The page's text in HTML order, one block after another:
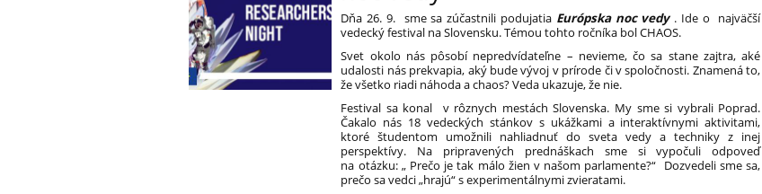
Dňa 26. 9. sme sa zúčastnili podujatia Európska noc vedy. Ide o najväčší
vedecký festival na Slovensku. Témou tohto ročníka bol CHAOS.
Svet okolo nás pôsobí nepredvídateľne – nevieme, čo sa stane zajtra, aké
udalosti nás prekvapia, aký bude vývoj v prírode či v spoločnosti. Znamená to,
že všetko riadi náhoda a chaos? Veda ukazuje, že nie.
Festival sa konal v rôznych mestách Slovenska. My sme si vybrali Poprad.
Čakalo nás 18 vedeckých stánkov s ukážkami a interaktívnymi aktivitami,
ktoré študentom umožnili nahliadnuť do sveta vedy a techniky z inej
perspektívy. Na pripravených prednáškach sme si vypočuli odpoveď
na otázku: „ Prečo je tak málo žien v našom parlamente?“ Dozvedeli sme sa,
prečo sa vedci „hrajú“ s experimentálnymi zvieratami.